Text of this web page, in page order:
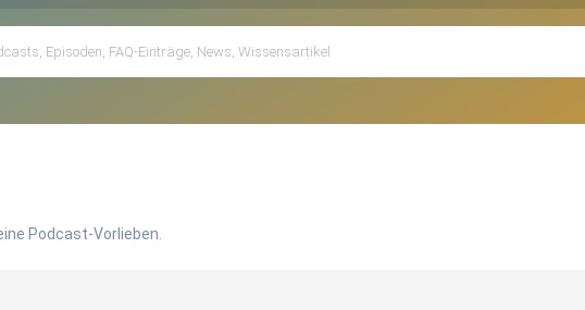
Podcast-Vorlieben.